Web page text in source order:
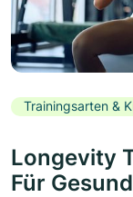
Trainingsarten &
Longevity
Für